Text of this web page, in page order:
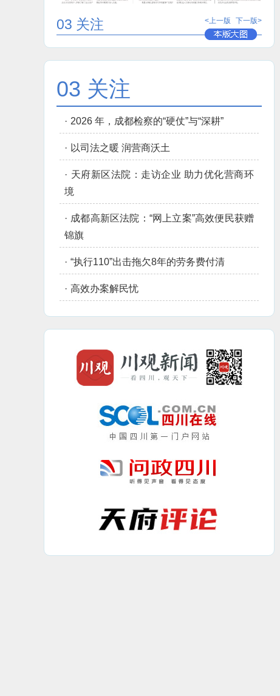
03 关注 <上一版 下一版>
03 关注
· 2026 年，成都检察的“硬仗”与“深耕”
· 以司法之暖 润营商沃土
· 天府新区法院：走访企业 助力优化营商环
境
· 成都高新区法院：“网上立案”高效便民获赠
锦旗
· “执行110”出击拖欠8年的劳务费付清
· 高效办案解民忧